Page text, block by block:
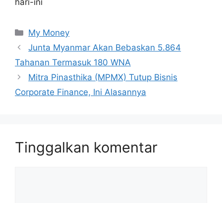
hari-ini
Kategori
My Money
Junta Myanmar Akan Bebaskan 5.864
Tahanan Termasuk 180 WNA
Mitra Pinasthika (MPMX) Tutup Bisnis
Corporate Finance, Ini Alasannya
Tinggalkan komentar